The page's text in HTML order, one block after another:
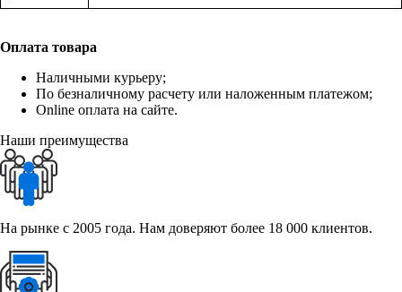
Оплата товара
Наличными курьеру;
По безналичному расчету или наложенным платежом;
Online оплата на сайте.
Наши преимущества
На рынке с 2005 года. Нам доверяют более 18 000 клиентов.